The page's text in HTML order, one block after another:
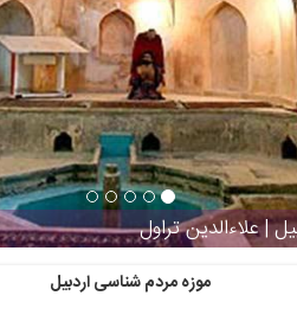
| علاءالدین تراول
موزه مردم شناسی اردبیل